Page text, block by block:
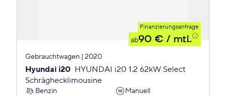
Finanzierungsanfrage
ab90 € / mtl.
Gebrauchtwagen | 2020
Hyundai i20 HYUNDAI i20 1.2 62kW Select
Schräghecklimousine
Benzin
Manuell